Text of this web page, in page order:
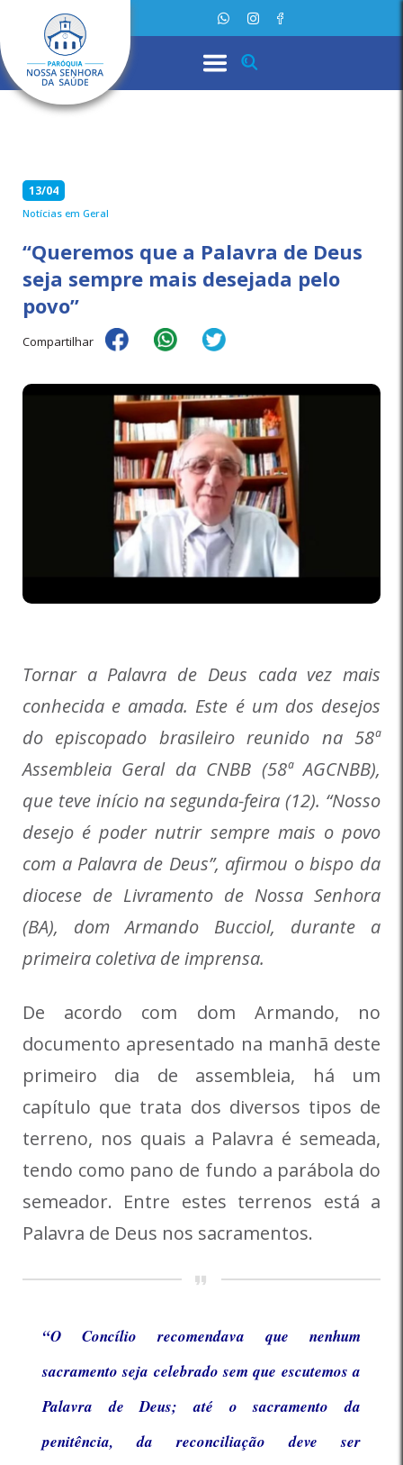
13/04
Notícias em Geral
“Queremos que a Palavra de Deus
seja sempre mais desejada pelo
povo”
Compartilhar
Tornar a Palavra de Deus cada vez mais
conhecida e amada. Este é um dos desejos
do episcopado brasileiro reunido na 58ª
Assembleia Geral da CNBB (58ª AGCNBB),
que teve início na segunda-feira (12). “Nosso
desejo é poder nutrir sempre mais o povo
com a Palavra de Deus”, afirmou o bispo da
diocese de Livramento de Nossa Senhora
(BA), dom Armando Bucciol, durante a
primeira coletiva de imprensa.
De acordo com dom Armando, no
documento apresentado na manhã deste
primeiro dia de assembleia, há um
capítulo que trata dos diversos tipos de
terreno, nos quais a Palavra é semeada,
tendo como pano de fundo a parábola do
semeador. Entre estes terrenos está a
Palavra de Deus nos sacramentos.
“O Concílio recomendava que nenhum
sacramento seja celebrado sem que escutemos a
Palavra de Deus; até o sacramento da
penitência, da reconciliação deve ser